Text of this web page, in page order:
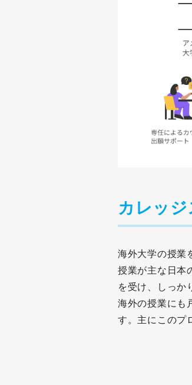
カレッ
海外大学の授業
授業が主な日本
を受け、しっか
海外の授業にも
す。主にこのプ